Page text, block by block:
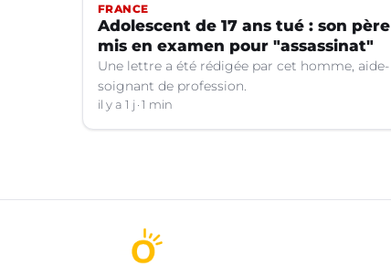
FRANCE
Adolescent de 17 ans tué : son père
mis en examen pour "assassinat"
Une lettre a été rédigée par cet homme, aide-
soignant de profession.
il y a 1 j 1 min